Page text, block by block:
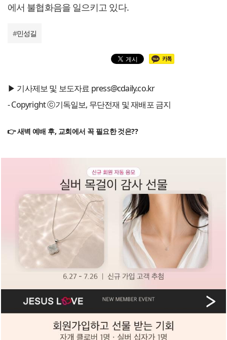
에서 불협화음을 일으키고 있다.
#민성길
▶ 기사제보 및 보도자료 press@cdaily.co.kr
- Copyright ⓒ기독일보, 무단전재 및 재배포 금지
👉 새벽 예배 후, 교회에서 꼭 필요한 것은??